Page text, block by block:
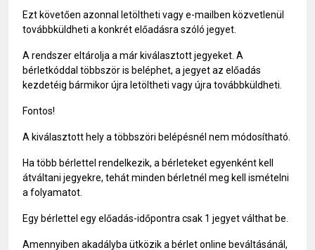
Ezt követően azonnal letöltheti vagy e-mailben közvetlenül
továbbküldheti a konkrét előadásra szóló jegyet.
A rendszer eltárolja a már kiválasztott jegyeket. A
bérletkóddal többször is beléphet, a jegyet az előadás
kezdetéig bármikor újra letöltheti vagy újra továbbküldheti.
Fontos!
A kiválasztott hely a többszöri belépésnél nem módosítható.
Ha több bérlettel rendelkezik, a bérleteket egyenként kell
átváltani jegyekre, tehát minden bérletnél meg kell ismételni
a folyamatot.
Egy bérlettel egy előadás-időpontra csak 1 jegyet válthat be.
Amennyiben akadályba ütközik a bérlet online beváltásánál,